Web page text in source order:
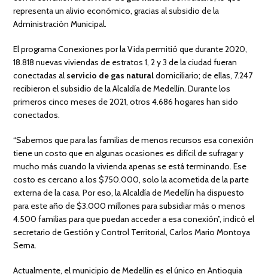
representa un alivio económico, gracias al subsidio de la
Administración Municipal.
El programa Conexiones por la Vida permitió que durante 2020,
18.818 nuevas viviendas de estratos 1, 2 y 3 de la ciudad fueran
conectadas al servicio de gas naturaldomiciliario; de ellas, 7.247
recibieron el subsidio de la Alcaldía de Medellín. Durante los
primeros cinco meses de 2021, otros 4.686 hogares han sido
conectados.
“Sabemos que para las familias de menos recursos esa conexión
tiene un costo que en algunas ocasiones es difícil de sufragar y
mucho más cuando la vivienda apenas se está terminando. Ese
costo es cercano a los $750.000, solo la acometida de la parte
externa de la casa. Por eso, la Alcaldía de Medellín ha dispuesto
para este año de $3.000 millones para subsidiar más o menos
4.500 familias para que puedan acceder a esa conexión”, indicó el
secretario de Gestión y Control Territorial, Carlos Mario Montoya
Serna.
Actualmente, el municipio de Medellín es el único en Antioquia